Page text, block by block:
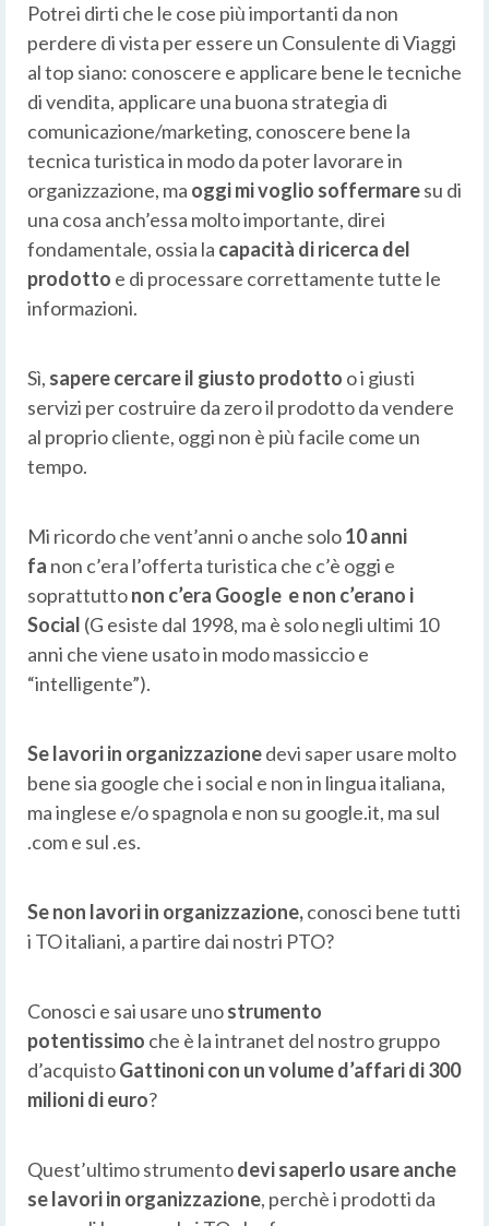
Potrei dirti che le cose più importanti da non
perdere di vista per essere un Consulente di Viaggi
al top siano: conoscere e applicare bene le tecniche
di vendita, applicare una buona strategia di
comunicazione/marketing, conoscere bene la
tecnica turistica in modo da poter lavorare in
organizzazione, ma oggi mi voglio soffermaresu di
una cosa anch’essa molto importante, direi
fondamentale, ossia la capacità di ricerca del
prodotto e di processare correttamente tutte le
informazioni.
Sì, sapere cercare il giusto prodotto o i giusti
servizi per costruire da zero il prodotto da vendere
al proprio cliente, oggi non è più facile come un
tempo.
Mi ricordo che vent’anni o anche solo10 anni
fa non c’era l’offerta turistica che c’è oggi e
soprattuttonon c’era Google e non c’erano i
Social (G esiste dal 1998, ma è solo negli ultimi 10
anni che viene usato in modo massiccio e
“intelligente”).
Se lavori in organizzazionedevi saper usare molto
bene sia google che i social e non in lingua italiana,
ma inglese e/o spagnola e non su google.it, ma sul
.com e sul .es.
Se non lavori in organizzazione,conosci bene tutti
i TO italiani, a partire dai nostri PTO?
Conosci e sai usare unostrumento
potentissimo che è la intranet del nostro gruppo
d’acquistoGattinoni con un volume d’affari di 300
milioni di euro?
Quest’ultimo strumentodevi saperlo usare anche
se lavori in organizzazione, perchè i prodotti da